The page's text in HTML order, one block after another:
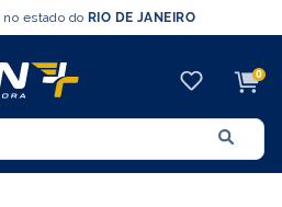
no estado do RIO DE JANEIRO
0